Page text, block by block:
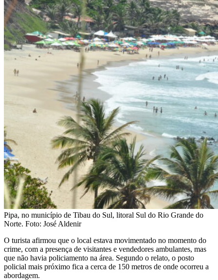
Pipa, no município de Tibau do Sul, litoral Sul do Rio Grande do
Norte. Foto: José Aldenir
O turista afirmou que o local estava movimentado no momento do
crime, com a presença de visitantes e vendedores ambulantes, mas
que não havia policiamento na área. Segundo o relato, o posto
policial mais próximo fica a cerca de 150 metros de onde ocorreu a
abordagem.